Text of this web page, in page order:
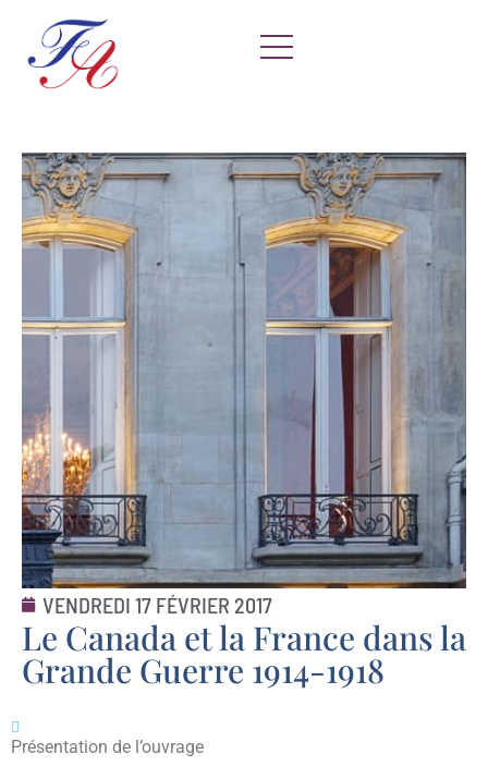
VENDREDI 17 FÉVRIER 2017
Le Canada et la France dans la
Grande Guerre 1914-1918
Présentation de l’ouvrage